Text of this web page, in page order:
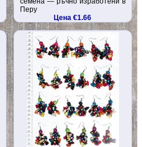
Перу
Цена €1.66